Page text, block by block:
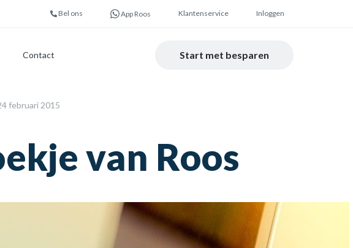
Bel ons App Roos Klantenservice Inloggen
Contact Start met besparen
februari 2015
van Roos